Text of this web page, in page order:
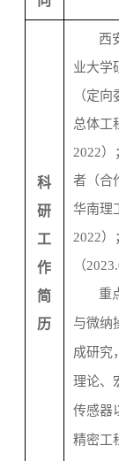
科
研
工
作
简
历
西
业大学
（定向
总体工
2022）
者（合
华南理
2022）
（
重
与微纳
成研究
理论、
传感器
精密工